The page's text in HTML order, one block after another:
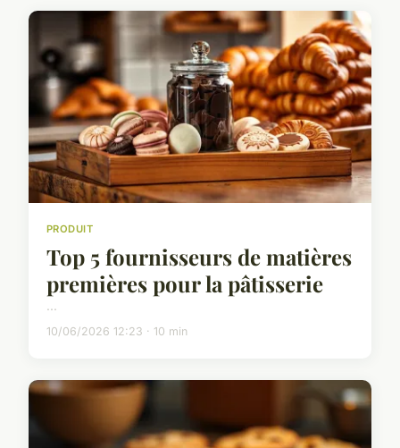
PRODUIT
Top 5 fournisseurs de matières
premières pour la pâtisserie
...
10/06/2026 12:23 · 10 min